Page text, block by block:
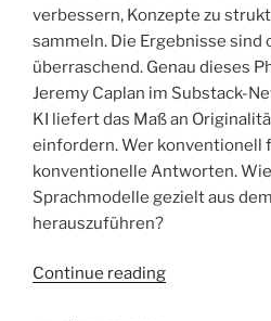
verbessern, Konzepte zu
sammeln. Die Ergebnisse sind
überraschend. Genau dieses
Jeremy Caplan im Substack-
KI liefert das Maß an
einfordern. Wer konventionell
konventionelle Antworten.
Sprachmodelle gezielt aus
herauszuführen?
Continue reading„Wie